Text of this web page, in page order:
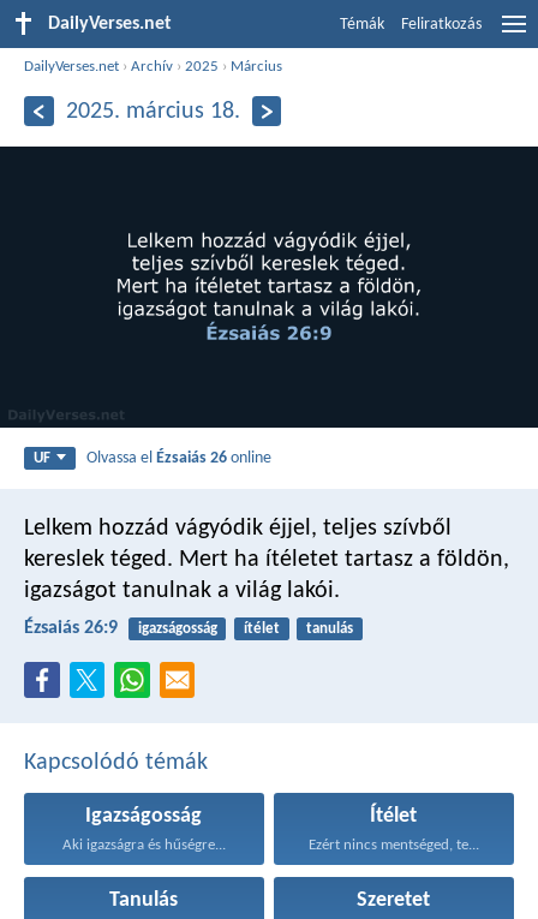
DailyVerses.net Témák Feliratkozás
DailyVerses.net ›Archív ›2025 › Március
2025. március 18.
UF Olvassa elÉzsaiás 26 online
Lelkem hozzád vágyódik éjjel, teljes szívből
kereslek téged. Mert ha ítéletet tartasz a földön,
igazságot tanulnak a világ lakói.
Ézsaiás 26:9 igazságosság ítélet tanulás
Kapcsolódó témák
Igazságosság
Aki igazságra és hűségre...
Ítélet
Ezért nincs mentséged, te...
Tanulás Szeretet